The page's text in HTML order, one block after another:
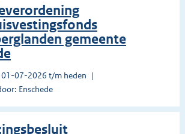
gemeente
01-07-2026 t/m heden
Enschede